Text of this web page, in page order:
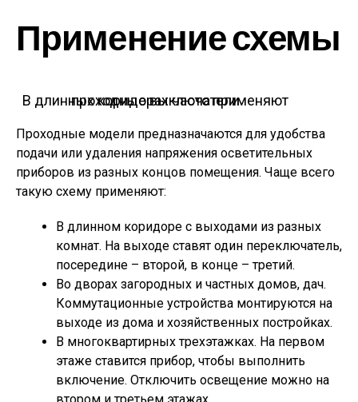
Применение схемы
В длинных коридорах часто применяют проходные выключатели
Проходные модели предназначаются для удобства
подачи или удаления напряжения осветительных
приборов из разных концов помещения. Чаще всего
такую схему применяют:
В длинном коридоре с выходами из разных
комнат. На выходе ставят один переключатель,
посередине – второй, в конце – третий.
Во дворах загородных и частных домов, дач.
Коммутационные устройства монтируются на
выходе из дома и хозяйственных постройках.
В многоквартирных трехэтажках. На первом
этаже ставится прибор, чтобы выполнить
включение. Отключить освещение можно на